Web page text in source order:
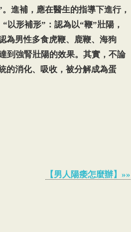
進補，應在醫生的指導下進行，
以形補形”：認為以“鞭”壯陽，
為男性多食虎鞭、鹿鞭、海狗
到強腎壯陽的效果。其實，不論
的消化、吸收，被分解成為蛋
【男人陽痿怎麼辦】»»